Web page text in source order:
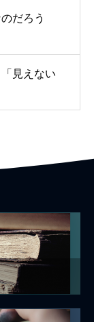
だろう
見えない